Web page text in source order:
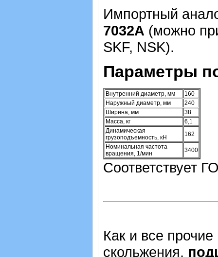
Импортный
7032А (можно
SKF, NSK).
Параметры
Внутренний диаметр, мм
160
Наружный диаметр, мм
240
Ширина, мм
38
Масса, кг
6,1
Динамическая
грузоподъемность, кН
162
Номинальная частота
вращения, 1/мин
3400
Соответствует
Как и все
скольжения,